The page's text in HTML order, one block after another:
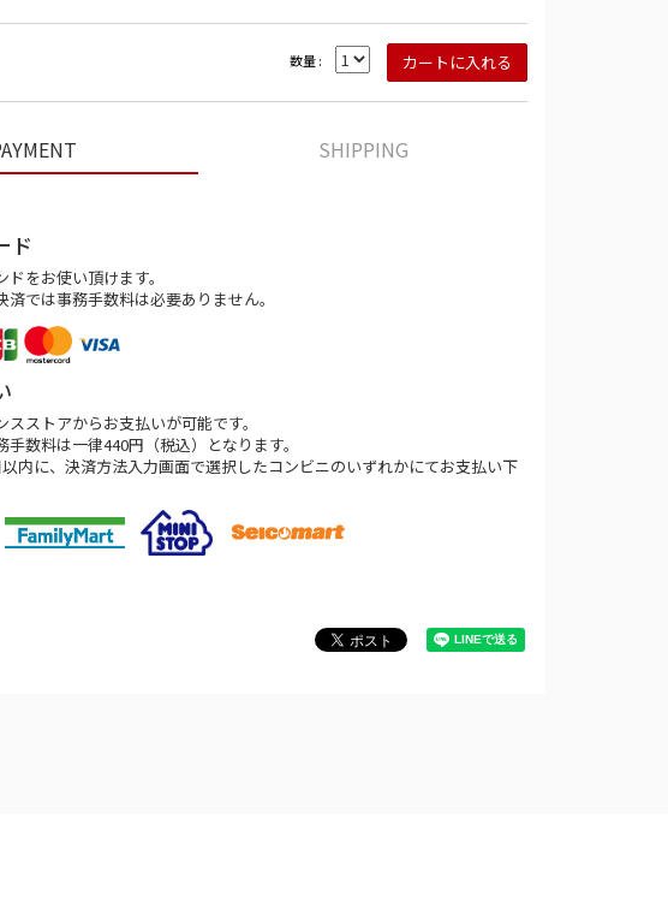
数量 :
SHIPPING
ド
をお使い頂けます。
では事務手数料は必要ありません。
ストアからお支払いが可能です。
手数料は一律440円（税込）となります。
内に、決済方法入力画面で選択したコンビニのいずれかにてお支払い下